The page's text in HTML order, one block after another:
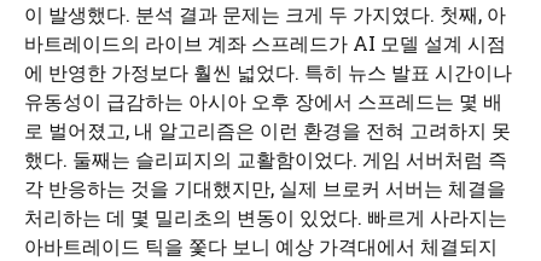
이 발생했다. 분석 결과 문제는 크게 두 가지였다. 첫째, 아
바트레이드의 라이브 계좌 스프레드가 AI 모델 설계 시점
에 반영한 가정보다 훨씬 넓었다. 특히 뉴스 발표 시간이나
유동성이 급감하는 아시아 오후 장에서 스프레드는 몇 배
로 벌어졌고, 내 알고리즘은 이런 환경을 전혀 고려하지 못
했다. 둘째는 슬리피지의 교활함이었다. 게임 서버처럼 즉
각 반응하는 것을 기대했지만, 실제 브로커 서버는 체결을
처리하는 데 몇 밀리초의 변동이 있었다. 빠르게 사라지는
아바트레이드 틱을 쫓다 보니 예상 가격대에서 체결되지